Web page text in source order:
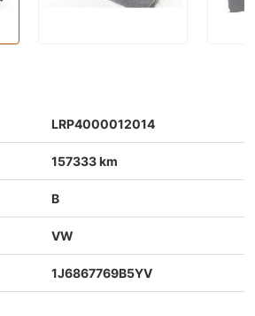
LRP4000012014
157333 km
B
VW
1J6867769B5YV